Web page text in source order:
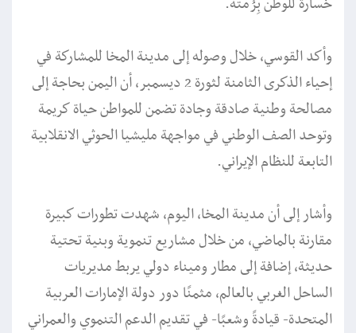
وأكد القوسي، خلال وصوله إلى مدينة المخا للمشاركة في
إحياء الذكرى الثامنة لثورة 2 ديسمبر، أن اليمن بحاجة إلى
مصالحة وطنية صادقة وجادة تضمن للمواطن حياة كريمة
وتوحد الصف الوطني في مواجهة مليشيا الحوثي الانقلابية
التابعة للنظام الإيراني.
وأشار إلى أن مدينة المخا، اليوم، شهدت تطورات كبيرة
مقارنة بالماضي، من خلال مشاريع تنموية وبنية تحتية
حديثة، إضافة إلى مطار وميناء دولي يربط مديريات
الساحل الغربي بالعالم، مثمنًا دور دولة الإمارات العربية
المتحدة- قيادةً وشعبًا- في تقديم الدعم التنموي والعمراني